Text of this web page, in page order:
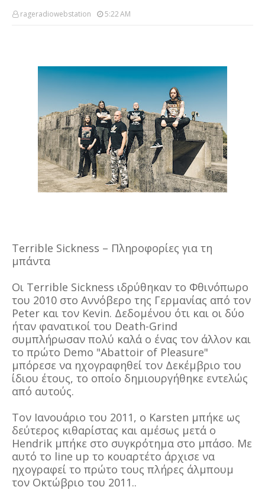
rageradiowebstation 5:22 AM
Terrible Sickness – Πληροφορίες για τη
μπάντα
Οι Terrible Sickness ιδρύθηκαν το Φθινόπωρο
του 2010 στο Αννόβερο της Γερμανίας από τον
Peter και τον Kevin. Δεδομένου ότι και οι δύο
ήταν φανατικοί του Death-Grind
συμπλήρωσαν πολύ καλά ο ένας τον άλλον και
το πρώτο Demo "Abattoir of Pleasure"
μπόρεσε να ηχογραφηθεί τον Δεκέμβριο του
ίδιου έτους, το οποίο δημιουργήθηκε εντελώς
από αυτούς.
Τον Ιανουάριο του 2011, ο Karsten μπήκε ως
δεύτερος κιθαρίστας και αμέσως μετά ο
Hendrik μπήκε στο συγκρότημα στο μπάσο. Με
αυτό το line up το κουαρτέτο άρχισε να
ηχογραφεί το πρώτο τους πλήρες άλμπουμ
τον Οκτώβριο του 2011..